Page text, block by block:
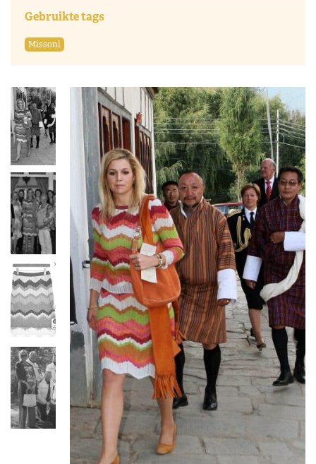
Gebruikte tags
Missoni